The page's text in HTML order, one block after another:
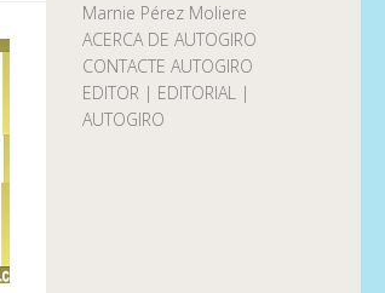
Marnie Pérez Moliere
ACERCA DE AUTOGIRO
CONTACTE AUTOGIRO
EDITOR | EDITORIAL |
AUTOGIRO